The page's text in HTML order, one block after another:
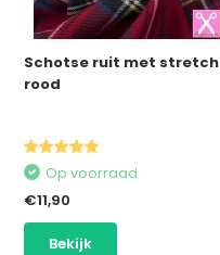
Schotse ruit met stretch
rood
Op voorraad
€11,90
Bekijk